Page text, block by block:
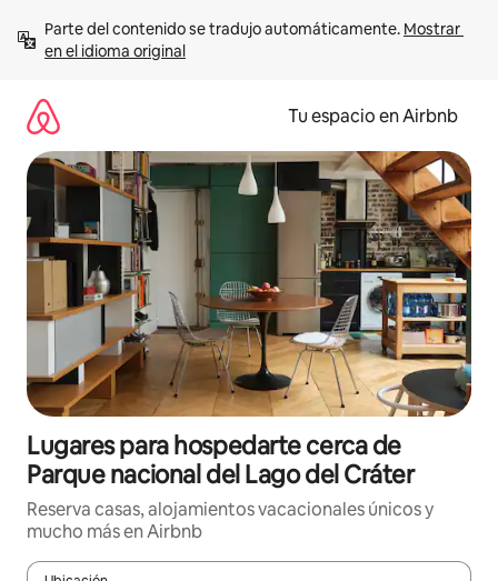
contenido
Parte del contenido se tradujo automáticamente. Mostrar
en el idioma original
Tu espacio en Airbnb
Lugares para hospedarte cerca de
Parque nacional del Lago del Cráter
Reserva casas, alojamientos vacacionales únicos y
mucho más en Airbnb